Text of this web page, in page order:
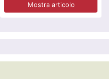
Mostra articolo